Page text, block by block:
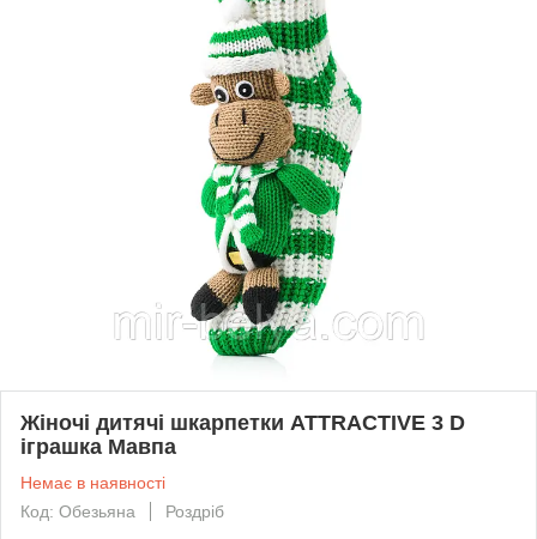
Жіночі дитячі шкарпетки ATTRACTIVE 3 D
іграшка Мавпа
Немає в наявності
Код: Обезьяна
Роздріб